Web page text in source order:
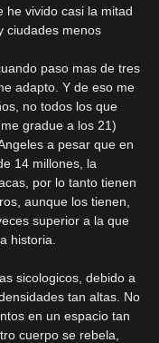
he vivido casi la mitad
ciudades menos
paso mas de tres
adapto. Y de eso me
no todos los que
gradue a los 21)
a pesar que en
14 millones, la
por lo tanto tienen
aunque los tienen,
superior a la que
historia.
sicologicos, debido a
tan altas. No
en un espacio tan
cuerpo se rebela,